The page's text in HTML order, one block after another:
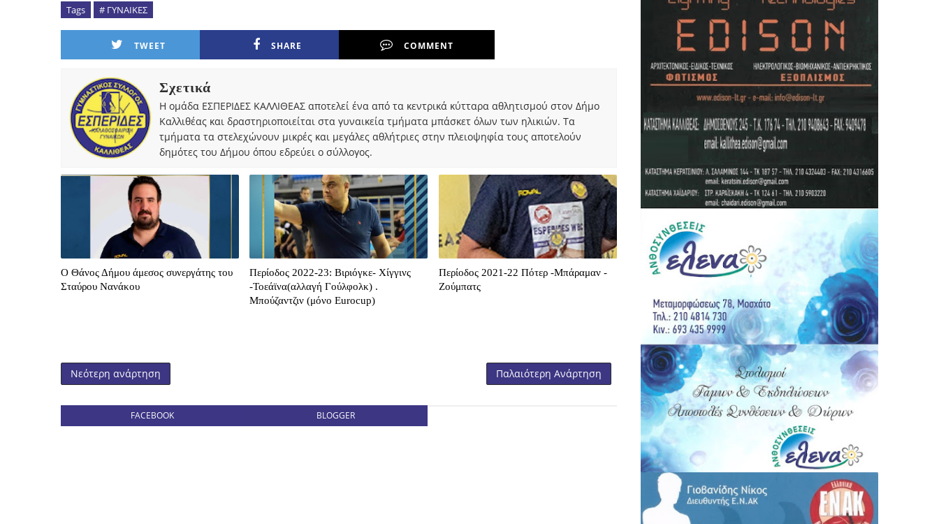
Tags # ΓΥΝΑΙΚΕΣ
TWEET SHARE COMMENT
Σχετικά
Η ομάδα ΕΣΠΕΡΙΔΕΣ ΚΑΛΛΙΘΕΑΣ αποτελεί ένα από τα κεντρικά κύτταρα αθλητισμού στον Δήμο
Καλλιθέας και δραστηριοποιείται στα γυναικεία τμήματα μπάσκετ όλων των ηλικιών. Τα
τμήματα τα στελεχώνουν μικρές και μεγάλες αθλήτριες στην πλειοψηφία τους αποτελούν
δημότες του Δήμου όπου εδρεύει ο σύλλογος.
O Θάνος Δήμου άμεσος συνεργάτης του
Σταύρου Νανάκου
Περίοδος 2022-23: Βιριόγκε- Χίγγινς
-Τοεάϊνα(αλλαγή Γούλφολκ) .
Μπούζαντζιν (μόνο Eurocup)
Περίοδος 2021-22 Πότερ -Μπάραμαν -
Ζούμπατς
Νεότερη ανάρτηση Παλαιότερη Ανάρτηση
FACEBOOK BLOGGER